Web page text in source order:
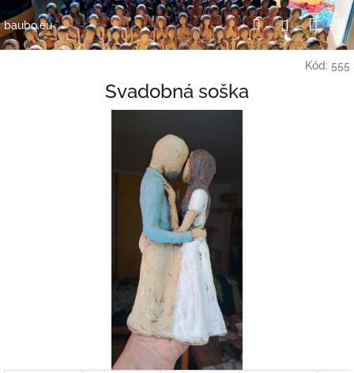
Přejít
na
obsah
baubo.eu HledatPřihlášení
Kód: 555
Svadobná soška